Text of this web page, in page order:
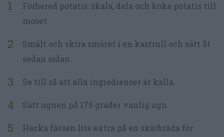
Förbered potatis: skala, dela och koka potatis till
moset.
Smält och skira smöret i en kastrull och sätt åt
sedan sidan.
Se till så att alla ingredienser är kalla.
Sätt ugnen på 175 grader vanlig ugn.
Hacka färsen lite extra på en skärbräda för